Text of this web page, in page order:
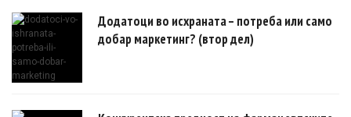
Додатоци во исхраната – потреба или само
добар маркетинг? (втор дел)